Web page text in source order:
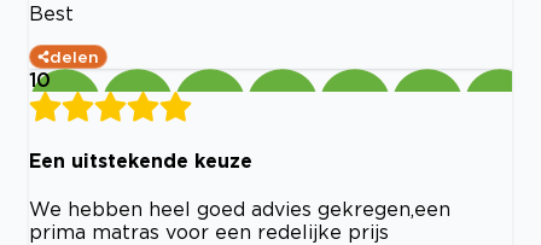
Best
delen
10
Een uitstekende keuze
We hebben heel goed advies gekregen,een
prima matras voor een redelijke prijs